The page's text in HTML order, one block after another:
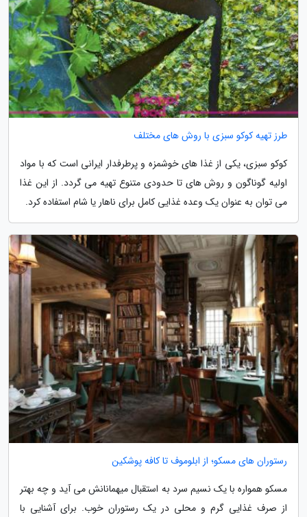
طرز تهیه کوکو سبزی با روش های مختلف
کوکو سبزی، یکی از غذا های خوشمزه و پرطرفدار ایرانی است که با مواد
اولیه گوناگون و روش های تا حدودی متنوع تهیه می گردد. از این غذا
می توان به عنوان یک وعده غذایی کامل برای ناهار یا شام استفاده کرد.
رستوران های مسکو؛ از ابلوموف تا کافه پوشکین
مسکو همواره با یک نسیم سرد به استقبال میهمانانش می آید و چه بهتر
از صرف غذایی گرم و محلی در یک رستوران خوب. برای آشنایی با